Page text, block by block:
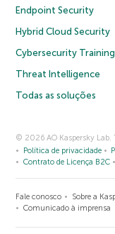
Endpoint Security
Hybrid Cloud Security
Cybersecurity Training
Threat Intelligence
Todas as soluções
© 2026 AO Kaspersky Lab.
Política de privacidade
Contrato de Licença B2C
Fale conosco Sobre a
Comunicado à imprensa